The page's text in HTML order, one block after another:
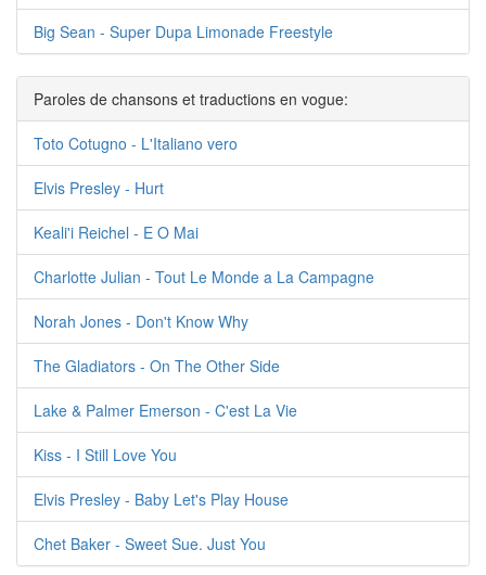
Big Sean - Super Dupa Limonade Freestyle
Paroles de chansons et traductions en vogue:
Toto Cotugno - L'Italiano vero
Elvis Presley - Hurt
Keali'i Reichel - E O Mai
Charlotte Julian - Tout Le Monde a La Campagne
Norah Jones - Don't Know Why
The Gladiators - On The Other Side
Lake & Palmer Emerson - C'est La Vie
Kiss - I Still Love You
Elvis Presley - Baby Let's Play House
Chet Baker - Sweet Sue. Just You